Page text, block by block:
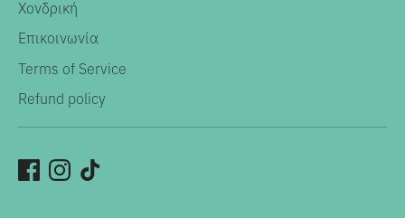
Χονδρική
Επικοινωνία
Terms of Service
Refund policy